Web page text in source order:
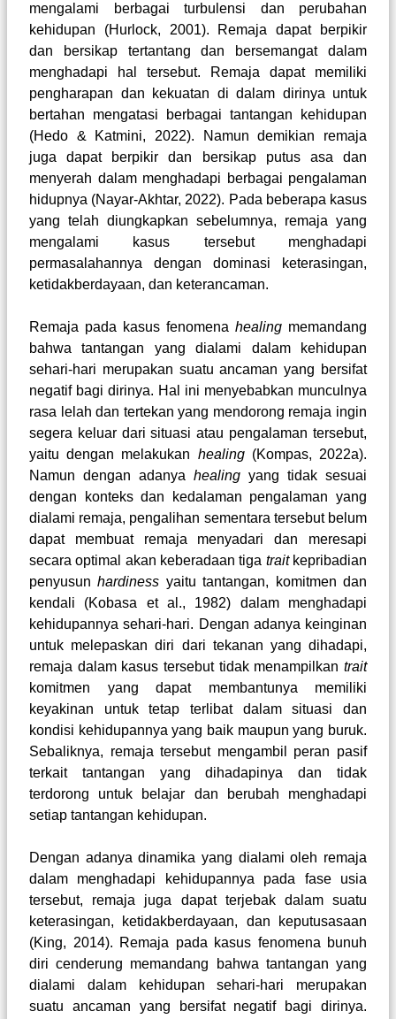
mengalami berbagai turbulensi dan perubahan
kehidupan (Hurlock, 2001). Remaja dapat berpikir
dan bersikap tertantang dan bersemangat dalam
menghadapi hal tersebut. Remaja dapat memiliki
pengharapan dan kekuatan di dalam dirinya untuk
bertahan mengatasi berbagai tantangan kehidupan
(Hedo & Katmini, 2022). Namun demikian remaja
juga dapat berpikir dan bersikap putus asa dan
menyerah dalam menghadapi berbagai pengalaman
hidupnya (Nayar-Akhtar, 2022). Pada beberapa kasus
yang telah diungkapkan sebelumnya, remaja yang
mengalami kasus tersebut menghadapi
permasalahannya dengan dominasi keterasingan,
ketidakberdayaan, dan keterancaman.
Remaja pada kasus fenomena healing memandang
bahwa tantangan yang dialami dalam kehidupan
sehari-hari merupakan suatu ancaman yang bersifat
negatif bagi dirinya. Hal ini menyebabkan munculnya
rasa lelah dan tertekan yang mendorong remaja ingin
segera keluar dari situasi atau pengalaman tersebut,
yaitu dengan melakukan healing (Kompas, 2022a).
Namun dengan adanya healing yang tidak sesuai
dengan konteks dan kedalaman pengalaman yang
dialami remaja, pengalihan sementara tersebut belum
dapat membuat remaja menyadari dan meresapi
secara optimal akan keberadaantiga trait kepribadian
penyusunhardiness yaitu tantangan, komitmen dan
kendali (Kobasa et al., 1982) dalam menghadapi
kehidupannya sehari-hari. Dengan adanya keinginan
untuk melepaskan diri dari tekanan yang dihadapi,
remaja dalam kasus tersebut tidak menampilkan trait
komitmen yang dapat membantunya memiliki
keyakinan untuk tetap terlibat dalam situasi dan
kondisi kehidupannya yang baik maupun yang buruk.
Sebaliknya, remaja tersebut mengambil peran pasif
terkait tantangan yang dihadapinya dan tidak
terdorong untuk belajar dan berubah menghadapi
setiap tantangan kehidupan.
Dengan adanya dinamika yang dialami oleh remaja
dalam menghadapi kehidupannya pada fase usia
tersebut, remaja juga dapat terjebak dalam suatu
keterasingan, ketidakberdayaan, dan keputusasaan
(King, 2014). Remaja pada kasus fenomena bunuh
diri cenderung memandang bahwa tantangan yang
dialami dalam kehidupan sehari-hari merupakan
suatu ancaman yang bersifat negatif bagi dirinya.